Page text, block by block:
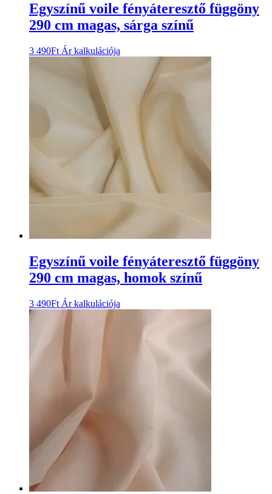
Egyszínű voile fényáteresztő függöny
290 cm magas, sárga színű
3 490Ft Ár kalkulációja
Egyszínű voile fényáteresztő függöny
290 cm magas, homok színű
3 490Ft Ár kalkulációja